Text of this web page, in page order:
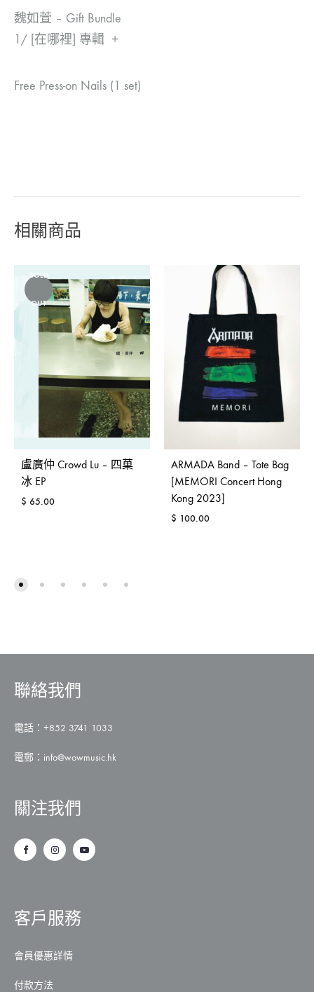
魏如萱 – Gift Bundle
1/ [在哪裡] 專輯 +
Free Press-on Nails (1 set)
相關商品
SOLD
OUT
盧廣仲 Crowd Lu – 四菓
冰 EP
$ 65.00
ARMADA Band – Tote Bag
[MEMORI Concert Hong
Kong 2023]
$ 100.00
聯絡我們
電話：+852 3741 1033
電郵： info@wowmusic.hk
關注我們
客戶服務
會員優惠詳情
付款方法